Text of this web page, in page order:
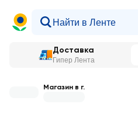
Доставка
Гипер Лента
Магазин в г.